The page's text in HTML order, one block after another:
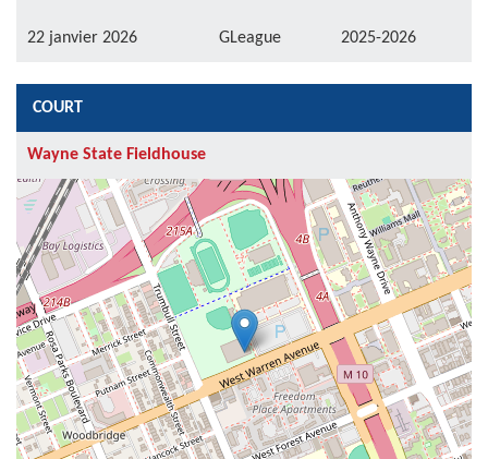
22 janvier 2026 GLeague 2025-2026
COURT
Wayne State Fieldhouse